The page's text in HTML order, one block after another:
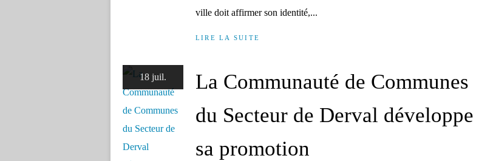
ville doit affirmer son identité,...
LIRE LA SUITE
18 juil.
La Communauté de Communes
du Secteur de Derval développe
sa promotion